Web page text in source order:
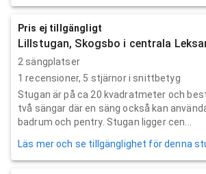
Pris ej tillgängligt
Lillstugan, Skogsbo i centrala
2 sängplatser
1 recensioner, 5 stjärnor i snittbetyg
Stugan är på ca 20 kvadratmeter och
två sängar där en säng också kan
badrum och pentry. Stugan ligger cen...
Läs mer och se tillgänglighet för denna